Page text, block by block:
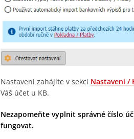
Nastavení zahájíte v sekci Nastavení /
Váš účet u KB.
Nezapomeňte vyplnit správné číslo
fungovat.